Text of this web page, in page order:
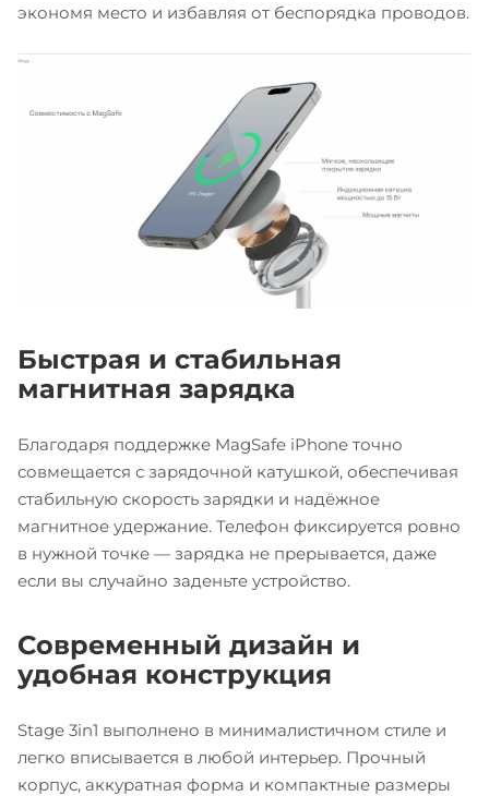
экономя место и избавляя от беспорядка проводов.
Быстрая и стабильная
магнитная зарядка
Благодаря поддержке MagSafe iPhone точно
совмещается с зарядочной катушкой, обеспечивая
стабильную скорость зарядки и надёжное
магнитное удержание. Телефон фиксируется ровно
в нужной точке — зарядка не прерывается, даже
если вы случайно заденьте устройство.
Современный дизайн и
удобная конструкция
Stage 3in1 выполнено в минималистичном стиле и
легко вписывается в любой интерьер. Прочный
корпус, аккуратная форма и компактные размеры